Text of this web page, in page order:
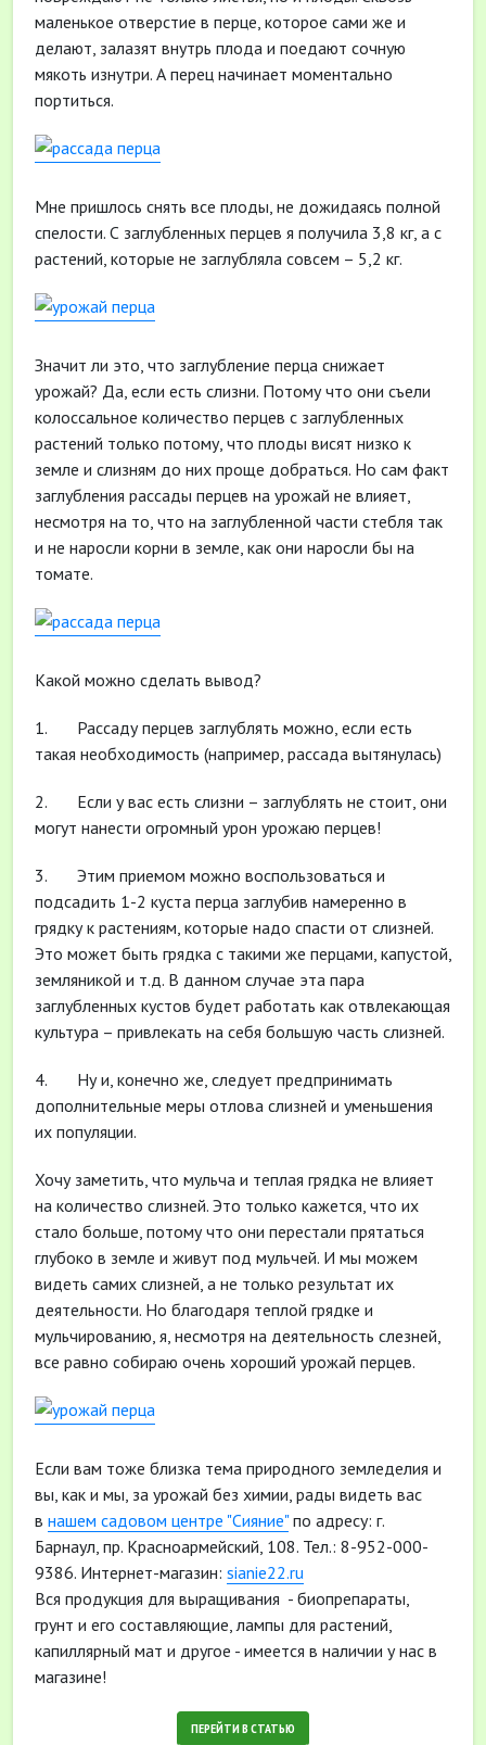
маленькое отверстие в перце, которое сами же и
делают, залазят внутрь плода и поедают сочную
мякоть изнутри. А перец начинает моментально
портиться.
Мне пришлось снять все плоды, не дожидаясь полной
спелости. С заглубленных перцев я получила 3,8 кг, а с
растений, которые не заглубляла совсем – 5,2 кг.
Значит ли это, что заглубление перца снижает
урожай? Да, если есть слизни. Потому что они съели
колоссальное количество перцев с заглубленных
растений только потому, что плоды висят низко к
земле и слизням до них проще добраться. Но сам факт
заглубления рассады перцев на урожай не влияет,
несмотря на то, что на заглубленной части стебля так
и не наросли корни в земле, как они наросли бы на
томате.
Какой можно сделать вывод?
1. Рассаду перцев заглублять можно, если есть
такая необходимость (например, рассада вытянулась)
2. Если у вас есть слизни – заглублять не стоит, они
могут нанести огромный урон урожаю перцев!
3. Этим приемом можно воспользоваться и
подсадить 1-2 куста перца заглубив намеренно в
грядку к растениям, которые надо спасти от слизней.
Это может быть грядка с такими же перцами, капустой,
земляникой и т.д. В данном случае эта пара
заглубленных кустов будет работать как отвлекающая
культура – привлекать на себя большую часть слизней.
4. Ну и, конечно же, следует предпринимать
дополнительные меры отлова слизней и уменьшения
их популяции.
Хочу заметить, что мульча и теплая грядка не влияет
на количество слизней. Это только кажется, что их
стало больше, потому что они перестали прятаться
глубоко в земле и живут под мульчей. И мы можем
видеть самих слизней, а не только результат их
деятельности. Но благодаря теплой грядке и
мульчированию, я, несмотря на деятельность слезней,
все равно собираю очень хороший урожай перцев.
Если вам тоже близка тема природного земледелия и
вы, как и мы, за урожай без химии, рады видеть вас
в нашем садовом центре "Сияние"по адресу: г.
Барнаул, пр. Красноармейский, 108. Тел.: 8-952-000-
9386. Интернет-магазин: sianie22.ru
Вся продукция для выращивания - биопрепараты,
грунт и его составляющие, лампы для растений,
капиллярный мат и другое - имеется в наличии у нас в
магазине!
ПЕРЕЙТИ В СТАТЬЮ